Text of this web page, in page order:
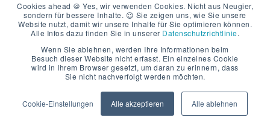
Cookies ahead 🍪 Yes, wir verwenden Cookies. Nicht aus Neugier,
sondern für bessere Inhalte. 😉 Sie zeigen uns, wie Sie unsere
Website nutzt, damit wir unsere Inhalte für Sie optimieren können.
Alle Infos dazu finden Sie in unserer Datenschutzrichtlinie.
Wenn Sie ablehnen, werden Ihre Informationen beim
Besuch dieser Website nicht erfasst. Ein einzelnes Cookie
wird in Ihrem Browser gesetzt, um daran zu erinnern, dass
Sie nicht nachverfolgt werden möchten.
Cookie-Einstellungen Alle akzeptieren Alle ablehnen
terminliche Engpässe, Qualitätsdiskussionen oder
Budgetdruck. Entscheidend ist, wie früh diese
Spannungen sichtbar werden und wie damit
umgegangen wird.
Signale für Spannungen
ernst nehmen